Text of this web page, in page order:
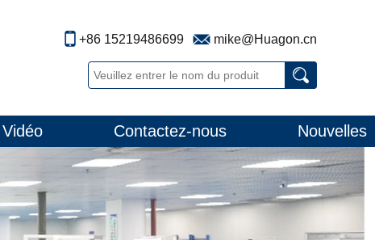
+86 15219486699 mike@Huagon.cn
Vidéo Contactez-nous Nouvelles